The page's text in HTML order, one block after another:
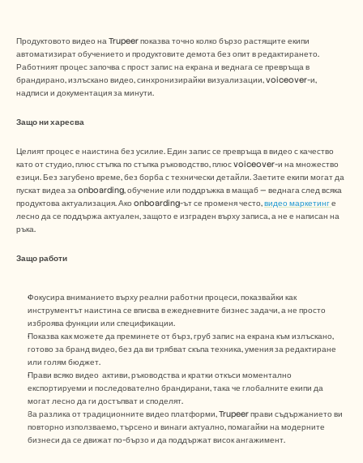
Продуктовото видео на Trupeer показва точно колко бързо растящите екипи
автоматизират обучението и продуктовите демота без опит в редактирането.
Работният процес започва с прост запис на екрана и веднага се превръща в
брандирано, излъскано видео, синхронизирайки визуализации, voiceover-и,
надписи и документация за минути.​
Защо ни харесва
Целият процес е наистина без усилие. Един запис се превръща в видео с качество
като от студио, плюс стъпка по стъпка ръководство, плюс voiceover-и на множество
езици. Без загубено време, без борба с технически детайли. Заетите екипи могат да
пускат видеа за onboarding, обучение или поддръжка в мащаб — веднага след всяка
продуктова актуализация. Ако onboarding-ът се променя често, видео маркетинг е
лесно да се поддържа актуален, защото е изграден върху записа, а не е написан на
ръка.
Защо работи
Фокусира вниманието върху реални работни процеси, показвайки как
инструментът наистина се вписва в ежедневните бизнес задачи, а не просто
изброява функции или спецификации.
Показва как можете да преминете от бърз, груб запис на екрана към излъскано,
готово за бранд видео, без да ви трябват скъпа техника, умения за редактиране
или голям бюджет.
Прави всяко видео  активи, ръководства и кратки откъси моментално
експортируеми и последователно брандирани, така че глобалните екипи да
могат лесно да ги достъпват и споделят.
За разлика от традиционните видео платформи, Trupeer прави съдържанието ви
повторно използваемо, търсено и винаги актуално, помагайки на модерните
бизнеси да се движат по-бързо и да поддържат висок ангажимент.